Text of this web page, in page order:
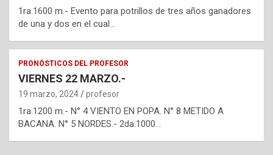
1ra.1600 m.- Evento para potrillos de tres años ganadores
de una y dos en el cual…
PRONÓSTICOS DEL PROFESOR
VIERNES 22 MARZO.-
19 marzo, 2024 profesor
1ra.1200 m.- N° 4 VIENTO EN POPA. N° 8 METIDO A
BACANA. N° 5 NORDES.- 2da.1000…